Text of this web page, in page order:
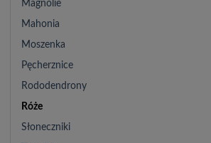
Magnolie
Mahonia
Moszenka
Pęcherznice
Rododendrony
Róże
Słoneczniki